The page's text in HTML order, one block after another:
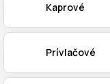
Kaprové
Prívlačové